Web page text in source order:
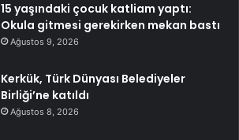
15 yaşındaki çocuk katliam yaptı:
Okula gitmesi gerekirken mekan bastı
Ağustos 9, 2026
Kerkük, Türk Dünyası Belediyeler
Birliği’ne katıldı
Ağustos 8, 2026